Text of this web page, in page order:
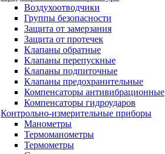
Воздухоотводчики
Группы безопасности
Защита от замерзания
Защита от протечек
Клапаны обратные
Клапаны перепускные
Клапаны подпиточные
Клапаны предохранительные
Компенсаторы антивибрационные
Компенсаторы гидроударов
Контрольно-измерительные приборы
Манометры
Термоманометры
Термометры